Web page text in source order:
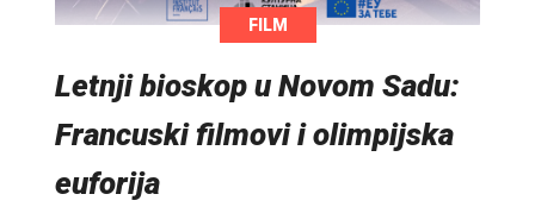
FILM
Letnji bioskop u Novom Sadu:
Francuski filmovi i olimpijska
euforija